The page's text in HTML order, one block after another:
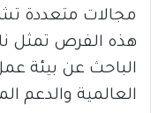
مجالات متعددة
هذه الفرص تمثل
الباحث عن بيئة
العالمية والدعم